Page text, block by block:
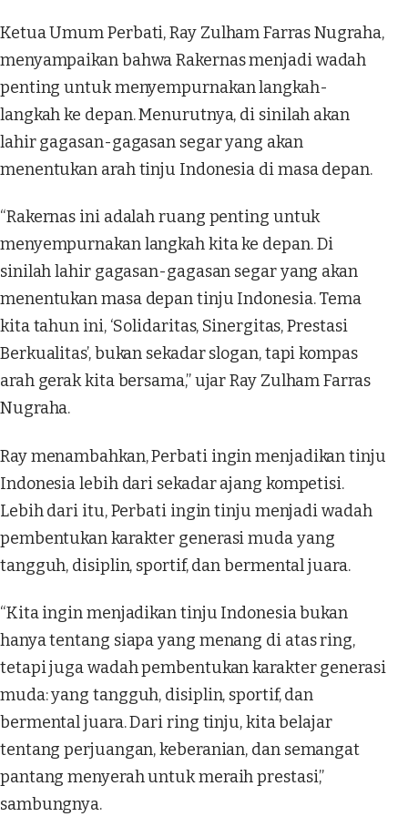
Ketua Umum Perbati, Ray Zulham Farras Nugraha,
menyampaikan bahwa Rakernas menjadi wadah
penting untuk menyempurnakan langkah-
langkah ke depan. Menurutnya, di sinilah akan
lahir gagasan-gagasan segar yang akan
menentukan arah tinju Indonesia di masa depan.
“Rakernas ini adalah ruang penting untuk
menyempurnakan langkah kita ke depan. Di
sinilah lahir gagasan-gagasan segar yang akan
menentukan masa depan tinju Indonesia. Tema
kita tahun ini, ‘Solidaritas, Sinergitas, Prestasi
Berkualitas’, bukan sekadar slogan, tapi kompas
arah gerak kita bersama,” ujar Ray Zulham Farras
Nugraha.
Ray menambahkan, Perbati ingin menjadikan tinju
Indonesia lebih dari sekadar ajang kompetisi.
Lebih dari itu, Perbati ingin tinju menjadi wadah
pembentukan karakter generasi muda yang
tangguh, disiplin, sportif, dan bermental juara.
“Kita ingin menjadikan tinju Indonesia bukan
hanya tentang siapa yang menang di atas ring,
tetapi juga wadah pembentukan karakter generasi
muda: yang tangguh, disiplin, sportif, dan
bermental juara. Dari ring tinju, kita belajar
tentang perjuangan, keberanian, dan semangat
pantang menyerah untuk meraih prestasi,”
sambungnya.